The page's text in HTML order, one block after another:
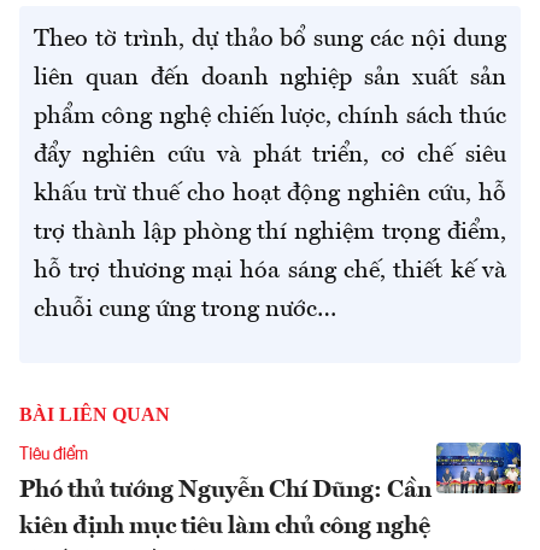
Theo tờ trình, dự thảo bổ sung các nội dung
liên quan đến doanh nghiệp sản xuất sản
phẩm công nghệ chiến lược, chính sách thúc
đẩy nghiên cứu và phát triển, cơ chế siêu
khấu trừ thuế cho hoạt động nghiên cứu, hỗ
trợ thành lập phòng thí nghiệm trọng điểm,
hỗ trợ thương mại hóa sáng chế, thiết kế và
chuỗi cung ứng trong nước…
BÀI LIÊN QUAN
Tiêu điểm
Phó thủ tướng Nguyễn Chí Dũng: Cần
kiên định mục tiêu làm chủ công nghệ